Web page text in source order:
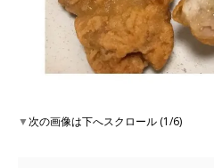
▼次の画像は下へスクロール (1/6)